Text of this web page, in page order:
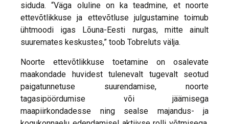
siduda. “Väga oluline on ka teadmine, et noorte
ettevõtlikkuse ja ettevõtluse julgustamine toimub
ühtmoodi igas Lõuna-Eesti nurgas, mitte ainult
suuremates keskustes,” toob Tobreluts välja.
Noorte ettevõtlikkuse toetamine on osalevate
maakondade huvidest tulenevalt tugevalt seotud
paigatunnetuse suurendamise, noorte
tagasipöördumise või jäämisega
maapiirkondadesse ning sealse majandus- ja